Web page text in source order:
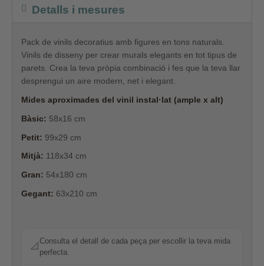
Detalls i mesures
Pack de vinils decoratius amb figures en tons naturals.
Vinils de disseny per crear murals elegants en tot tipus de
parets. Crea la teva pròpia combinació i fes que la teva llar
desprengui un aire modern, net i elegant.
Mides aproximades del vinil instal·lat (ample x alt)
Bàsic: 58x16 cm
Petit: 99x29 cm
Mitjà: 118x34 cm
Gran: 54x180 cm
Gegant: 63x210 cm
📐
Consulta el detall de cada peça per escollir la teva mida
perfecta.